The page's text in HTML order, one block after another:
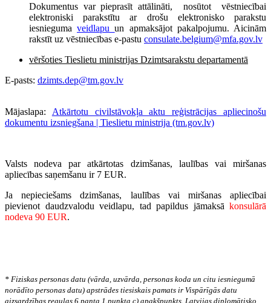
Dokumentus var pieprasīt attālināti, nosūtot vēstniecībai
elektroniski parakstītu ar drošu elektronisko parakstu
iesniegumaveidlapuun apmaksājot pakalpojumu. Aicinām
rakstīt uz vēstniecības e-pastu consulate.belgium@mfa.gov.lv
vēršoties Tieslietu ministrijas Dzimtsarakstu departamentā
E-pasts: dzimts.dep@tm.gov.lv
Mājaslapa: Atkārtotu civilstāvokļa aktu reģistrācijas apliecinošu
dokumentu izsniegšana | Tieslietu ministrija (tm.gov.lv)
Valsts nodeva par atkārtotas dzimšanas, laulības vai miršanas
apliecības saņemšanu ir 7 EUR.
Ja nepieciešams dzimšanas, laulības vai miršanas apliecībai
pievienot daudzvalodu veidlapu, tad papildus jāmaksā konsulārā
nodeva 90 EUR.
* Fiziskas personas datu (vārda, uzvārda, personas koda un citu iesniegumā
norādīto personas datu) apstrādes tiesiskais pamats ir Vispārīgās datu
aizsardzības regulas 6.panta 1.punkta c) apakšpunkts. Latvijas diplomātisko